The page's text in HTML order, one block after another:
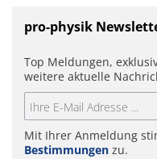
pro-physik
Top Meldungen,
weitere aktuelle
Mit Ihrer Anmeldung
Bestimmungen zu.